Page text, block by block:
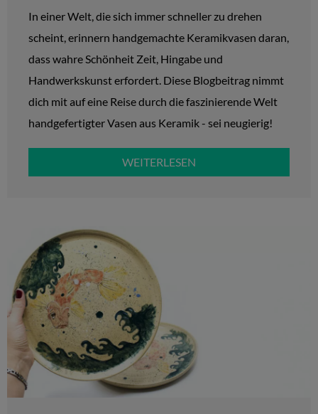
In einer Welt, die sich immer schneller zu drehen
scheint, erinnern handgemachte Keramikvasen daran,
dass wahre Schönheit Zeit, Hingabe und
Handwerkskunst erfordert. Diese Blogbeitrag nimmt
dich mit auf eine Reise durch die faszinierende Welt
handgefertigter Vasen aus Keramik - sei neugierig!
WEITERLESEN